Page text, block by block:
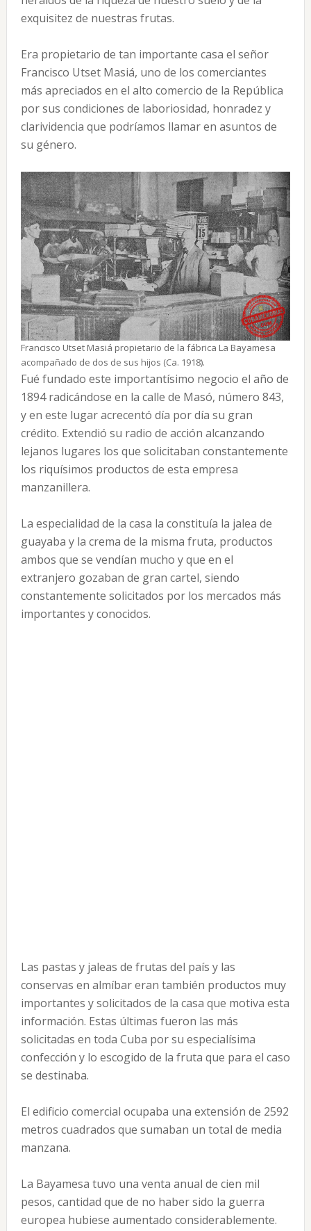
exquisitez de nuestras frutas.
Era propietario de tan importante casa el señor
Francisco Utset Masiá, uno de los comerciantes
más apreciados en el alto comercio de la República
por sus condiciones de laboriosidad, honradez y
clarividencia que podríamos llamar en asuntos de
su género.
Francisco Utset Masiá propietario de la fábrica La Bayamesa
acompañado de dos de sus hijos (Ca. 1918).
Fué fundado este importantísimo negocio el año de
1894 radicándose en la calle de Masó, número 843,
y en este lugar acrecentó día por día su gran
crédito. Extendió su radio de acción alcanzando
lejanos lugares los que solicitaban constantemente
los riquísimos productos de esta empresa
manzanillera.
La especialidad de la casa la constituía la jalea de
guayaba y la crema de la misma fruta, productos
ambos que se vendían mucho y que en el
extranjero gozaban de gran cartel, siendo
constantemente solicitados por los mercados más
importantes y conocidos.
Las pastas y jaleas de frutas del país y las
conservas en almíbar eran también productos muy
importantes y solicitados de la casa que motiva esta
información. Estas últimas fueron las más
solicitadas en toda Cuba por su especialísima
confección y lo escogido de la fruta que para el caso
se destinaba.
El edificio comercial ocupaba una extensión de 2592
metros cuadrados que sumaban un total de media
manzana.
La Bayamesa tuvo una venta anual de cien mil
pesos, cantidad que de no haber sido la guerra
europea hubiese aumentado considerablemente.